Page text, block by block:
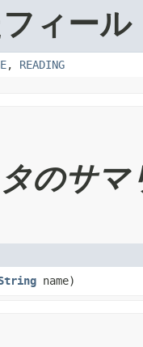
ィール
, READING
のサマ
name)